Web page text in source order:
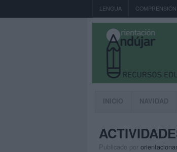
LENGUA
INICIO NAVIDAD
Publicado por